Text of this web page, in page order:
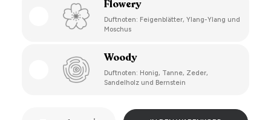
Flowery
Duftnoten: Feigenblätter, Ylang-Ylang und
Moschus
Woody
Duftnoten: Honig, Tanne, Zeder,
Sandelholz und Bernstein